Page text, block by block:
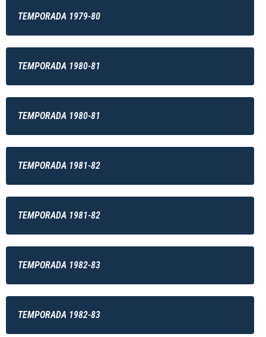
TEMPORADA 1979-80
TEMPORADA 1980-81
TEMPORADA 1980-81
TEMPORADA 1981-82
TEMPORADA 1981-82
TEMPORADA 1982-83
TEMPORADA 1982-83